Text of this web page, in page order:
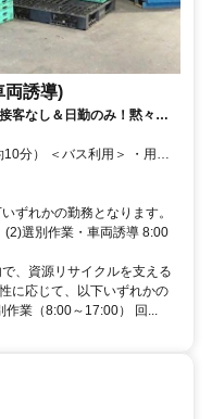
両誘導)
客なし＆日勤のみ！黙々作
心！
毛駅より「美術館入口」下
が丘駅→用賀駅（約16分）
ずれかの勤務となります。
選別作業・車両誘導 8:00
、資源リサイクルを支える
に応じて、以下いずれかの
作業（8:00～17:00） 回...